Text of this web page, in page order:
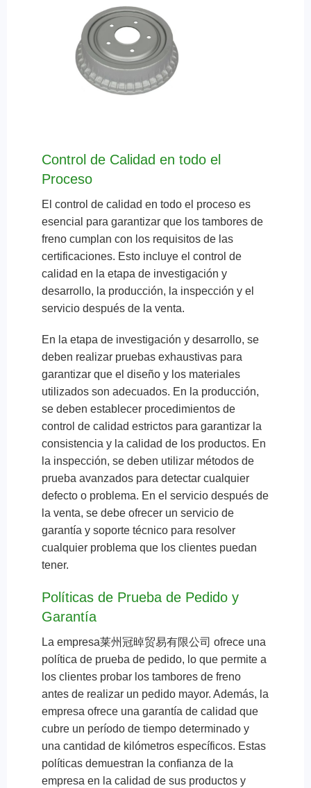
Control de Calidad en todo el
Proceso
El control de calidad en todo el proceso es
esencial para garantizar que los tambores de
freno cumplan con los requisitos de las
certificaciones. Esto incluye el control de
calidad en la etapa de investigación y
desarrollo, la producción, la inspección y el
servicio después de la venta.
En la etapa de investigación y desarrollo, se
deben realizar pruebas exhaustivas para
garantizar que el diseño y los materiales
utilizados son adecuados. En la producción,
se deben establecer procedimientos de
control de calidad estrictos para garantizar la
consistencia y la calidad de los productos. En
la inspección, se deben utilizar métodos de
prueba avanzados para detectar cualquier
defecto o problema. En el servicio después de
la venta, se debe ofrecer un servicio de
garantía y soporte técnico para resolver
cualquier problema que los clientes puedan
tener.
Políticas de Prueba de Pedido y
Garantía
La empresa莱州冠晫贸易有限公司 ofrece una
política de prueba de pedido, lo que permite a
los clientes probar los tambores de freno
antes de realizar un pedido mayor. Además, la
empresa ofrece una garantía de calidad que
cubre un período de tiempo determinado y
una cantidad de kilómetros específicos. Estas
políticas demuestran la confianza de la
empresa en la calidad de sus productos y